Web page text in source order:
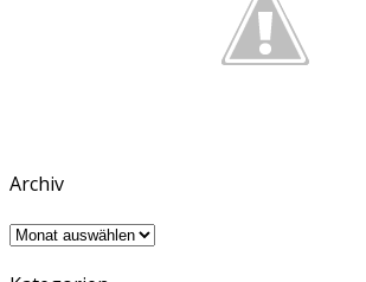
Archiv
Archiv